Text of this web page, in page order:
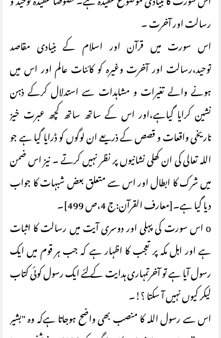
رسالت اور آخرت ۔
اس سورت میں قرآن اور اسلام کے بنیادی مقاصد
توحید،رسالت اور آخرت وغیرہ کو کائنات عالم اور اس میں
ہونے والے تغیرات و مشاہدات سے استدلال کرکے ذہن
نشین کرایا گیاہے،اور اس کے ساتھ ساتھ کچھ عبرت خیز
تاریخی واقعات و قصص کے ذریعے ان لوگوں کو ڈرایا گیا ہے جو
اللہ تعالی کی ان کھلی نشانیوں پر نظر نہیں کرتے ۔ نیز اس ضمن
میں شرک کا ابطال اور اس سے متعلق بعض شبہات کا جواب
دیا گیا ہے۔[معارف القرآن:ج 4،ص 499]۔
o اس سورت کی پہلی اور دوسری آیت میں رسالت کا اثبات
ہے اور اہل مکہ پر تعجب کا اظہار ہے کہ جب ہر قوم میں ایک
رسول آیا ہے تو آخرتمہاری ہدایت کے لئے ایک رسول کوئی کتاب
لیکر کیوں نہیں آ سکتا ؟!۔
اس سے رسول اللہ کا منصب بھی واضح ہوجاتا ہےکہ وہ "بشیر